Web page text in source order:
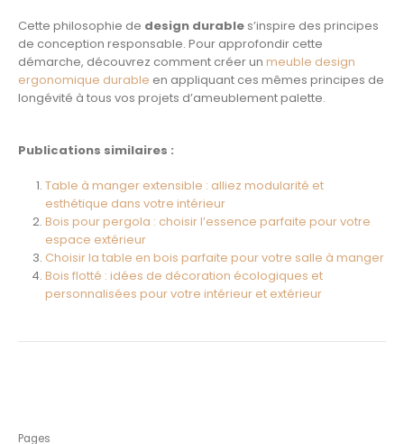
Cette philosophie de design durable s’inspire des principes
de conception responsable. Pour approfondir cette
démarche, découvrez comment créer un meuble design
ergonomique durable en appliquant ces mêmes principes de
longévité à tous vos projets d’ameublement palette.
Publications similaires :
Table à manger extensible : alliez modularité et
esthétique dans votre intérieur
Bois pour pergola : choisir l’essence parfaite pour votre
espace extérieur
Choisir la table en bois parfaite pour votre salle à manger
Bois flotté : idées de décoration écologiques et
personnalisées pour votre intérieur et extérieur
Pages